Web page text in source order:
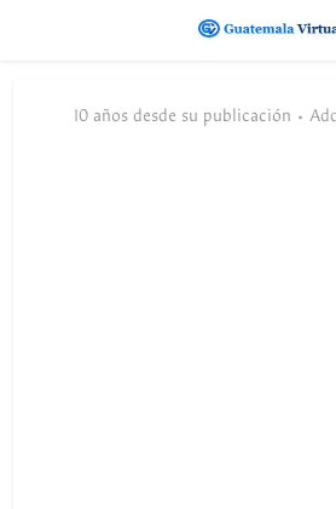
10 años desde su publicación